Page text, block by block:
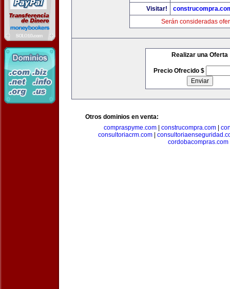
Visitar!
Serán consideradas
Realizar una Oferta
Precio Ofrecido $
Otros dominios en venta:
compraspyme.com
construcompra.com
consultoriacrm.com|
cordobacompras.com